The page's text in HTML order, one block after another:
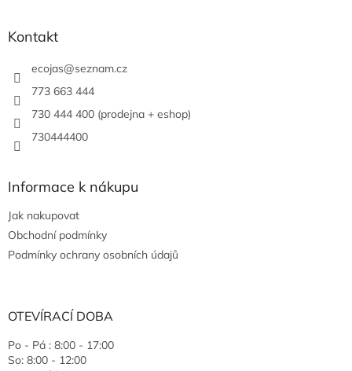
Kontakt
ecojas@seznam.cz
773 663 444
730 444 400 (prodejna + eshop)
730444400
Informace k nákupu
Jak nakupovat
Obchodní podmínky
Podmínky ochrany osobních údajů
OTEVÍRACÍ DOBA
Po - Pá : 8:00 - 17:00
So: 8:00 - 12:00